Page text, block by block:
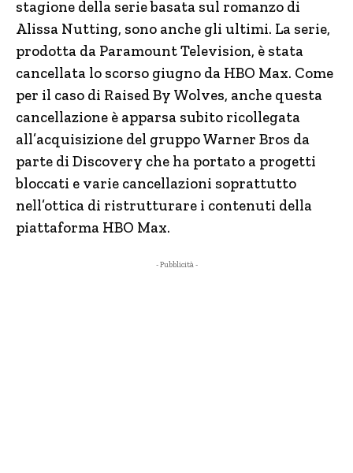
stagione della serie basata sul romanzo di
Alissa Nutting, sono anche gli ultimi. La serie,
prodotta da Paramount Television, è stata
cancellata lo scorso giugno da HBO Max. Come
per il caso di Raised By Wolves, anche questa
cancellazione è apparsa subito ricollegata
all’acquisizione del gruppo Warner Bros da
parte di Discovery che ha portato a progetti
bloccati e varie cancellazioni soprattutto
nell’ottica di ristrutturare i contenuti della
piattaforma HBO Max.
- Pubblicità -